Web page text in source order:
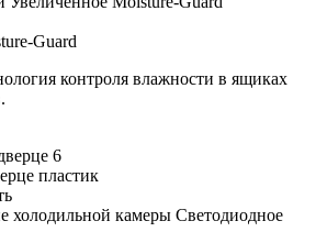
Guard
контроля влажности в ящиках
6
пластик
холодильной камеры Светодиодное